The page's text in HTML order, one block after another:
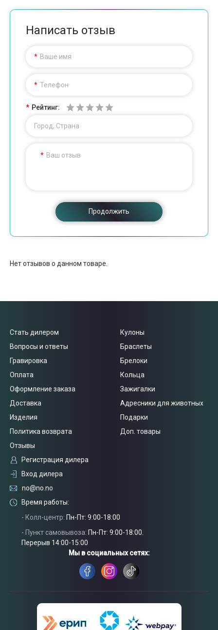
Написать отзыв
Ваше имя
Телефон
Рейтинг:
Город, Страна
Ваш отзыв
Продолжить
Нет отзывов о данном товаре.
Стать дилером
Вопросы и ответы
Гравировка
Оплата
Оформление заказа
Доставка
Изделия
Политика возврата
Отзывы
Регистрация дилера
Вход дилера
Кулоны
Браслеты
Брелоки
Кольца
Зажигалки
Адресники для животных
Подарки
Доп. товары
no@no.no
Время работы:
- Колл-центр: Пн-Пт: 9:00-18:00
- Пункт самовывоза: Пн-Пт: 9:00-18:00.
Перерыв 14:00-15:00
Мы в социальных сетях: